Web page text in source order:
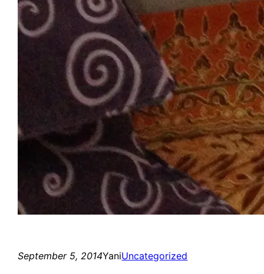
September 5, 2014YaniUncategorized